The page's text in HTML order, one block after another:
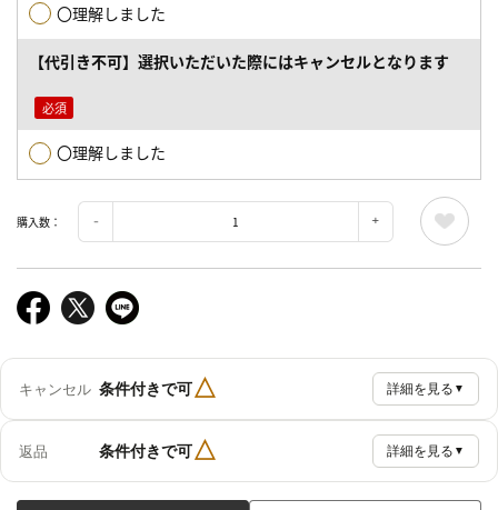
〇理解しました
【代引き不可】選択いただいた際にはキャンセルとなります
〇理解しました
購入数：
キャンセル 条件付きで可△ 詳細を見る ▼
返品 条件付きで可△ 詳細を見る ▼